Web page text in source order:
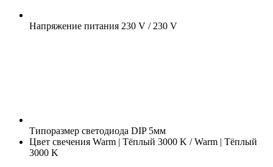
Напряжение питания 230 V / 230 V
Типоразмер светодиода DIP 5мм
Цвет свечения Warm | Тёплый 3000 K / Warm | Тёплый
3000 K